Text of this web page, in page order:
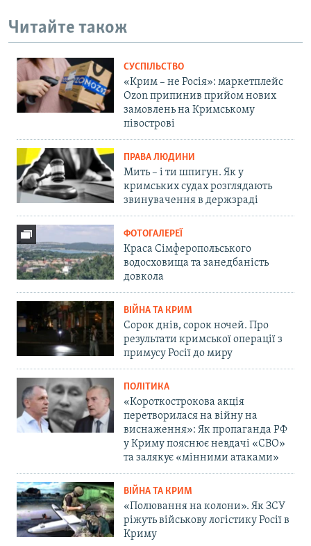
Читайте також
СУСПІЛЬСТВО
«Крим – не Росія»: маркетплейс
Ozon припинив прийом нових
замовлень на Кримському
півострові
ПРАВА ЛЮДИНИ
Мить – і ти шпигун. Як у
кримських судах розглядають
звинувачення в держзраді
ФОТОГАЛЕРЕЇ
Краса Сімферопольського
водосховища та занедбаність
довкола
ВІЙНА ТА КРИМ
Сорок днів, сорок ночей. Про
результати кримської операції з
примусу Росії до миру
ПОЛІТИКА
«Короткострокова акція
перетворилася на війну на
виснаження»: Як пропаганда РФ
у Криму пояснює невдачі «СВО»
та залякує «мінними атаками»
ВІЙНА ТА КРИМ
«Полювання на колони». Як ЗСУ
ріжуть військову логістику Росії в
Криму